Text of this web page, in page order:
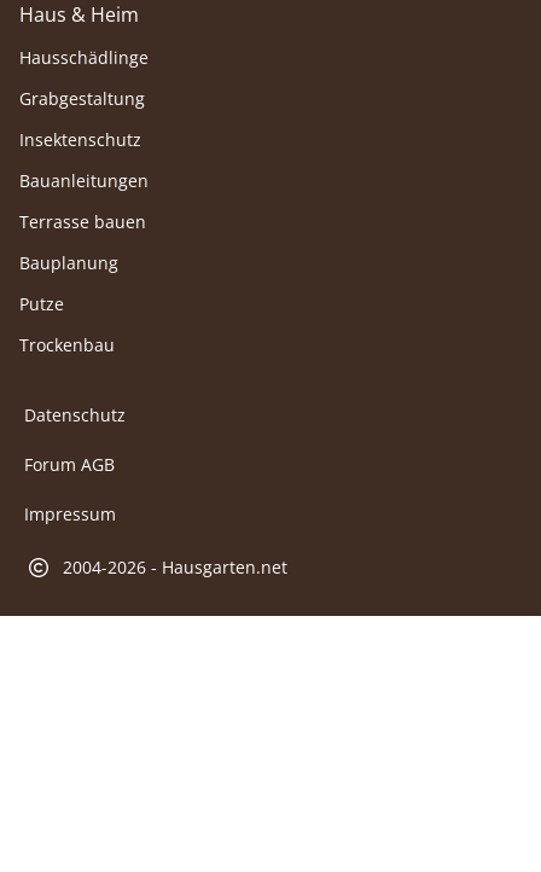
Haus & Heim
Hausschädlinge
Grabgestaltung
Insektenschutz
Bauanleitungen
Terrasse bauen
Bauplanung
Putze
Trockenbau
Datenschutz
Forum AGB
Impressum
2004-2026 - Hausgarten.net